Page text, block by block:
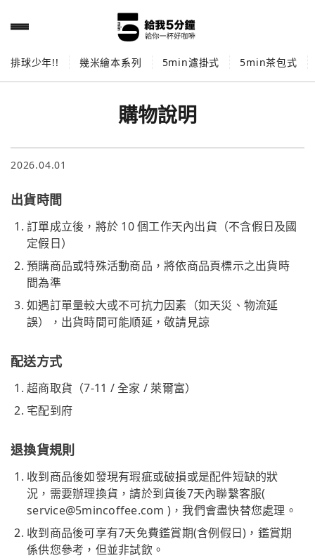
排球少年!! 幾米繪本系列 5min濾掛式 5min茶包式
購物說明
2026.04.01
出貨時間
訂單成立後，將於 10 個工作天內出貨（不含假日及國
定假日）
預購商品或特殊活動商品，將依商品頁標示之出貨時
間為準
如遇訂單量較大或不可抗力因素（如天災、物流延
誤），出貨時間可能順延，敬請見諒
配送方式
超商取貨（7-11 / 全家 / 萊爾富）
宅配到府
退換貨規則
收到商品後如發現有瑕疵或破損或是配件短缺的狀
況，需要辦理換貨，請於到貨後7天內聯繫客服(
service@5mincoffee.com )，我們會盡快替您處理。
收到商品後可享有7天免費鑑賞期(含例假日)，鑑賞期
係供您參考，但並非試飲。